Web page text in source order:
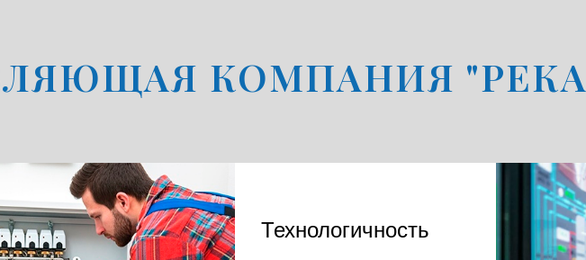
КОМПАНИЯ
Технологичность